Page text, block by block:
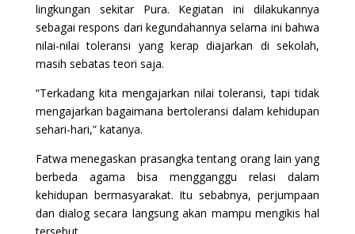
lingkungan sekitar Pura. Kegiatan ini dilakukannya
sebagai respons dari kegundahannya selama ini bahwa
nilai-nilai toleransi yang kerap diajarkan di sekolah,
masih sebatas teori saja.
“Terkadang kita mengajarkan nilai toleransi, tapi tidak
mengajarkan bagaimana bertoleransi dalam kehidupan
sehari-hari,” katanya.
Fatwa menegaskan prasangka tentang orang lain yang
berbeda agama bisa mengganggu relasi dalam
kehidupan bermasyarakat. Itu sebabnya, perjumpaan
dan dialog secara langsung akan mampu mengikis hal
tersebut.